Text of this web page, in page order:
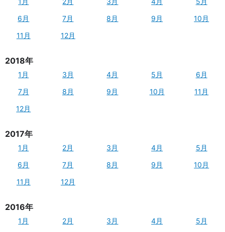
6月
7月 8月 9月
10月
11月
12月
2018年
1月 3月 4月 5月
6月
7月
8月 9月 10月
11月
12月
2017年
1月 2月 3月 4月
5月
6月
7月 8月 9月
10月
11月
12月
2016年
1月 2月 3月 4月
5月